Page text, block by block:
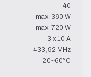
40
max. 360 W
max. 720 W
3 x 10 A
433,92 MHz
-20~60°C